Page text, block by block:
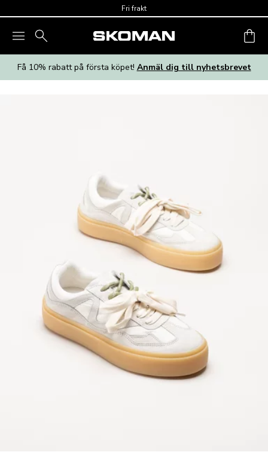
Fri frakt
Få 10% rabatt på första köpet! Anmäl dig till nyhetsbrevet